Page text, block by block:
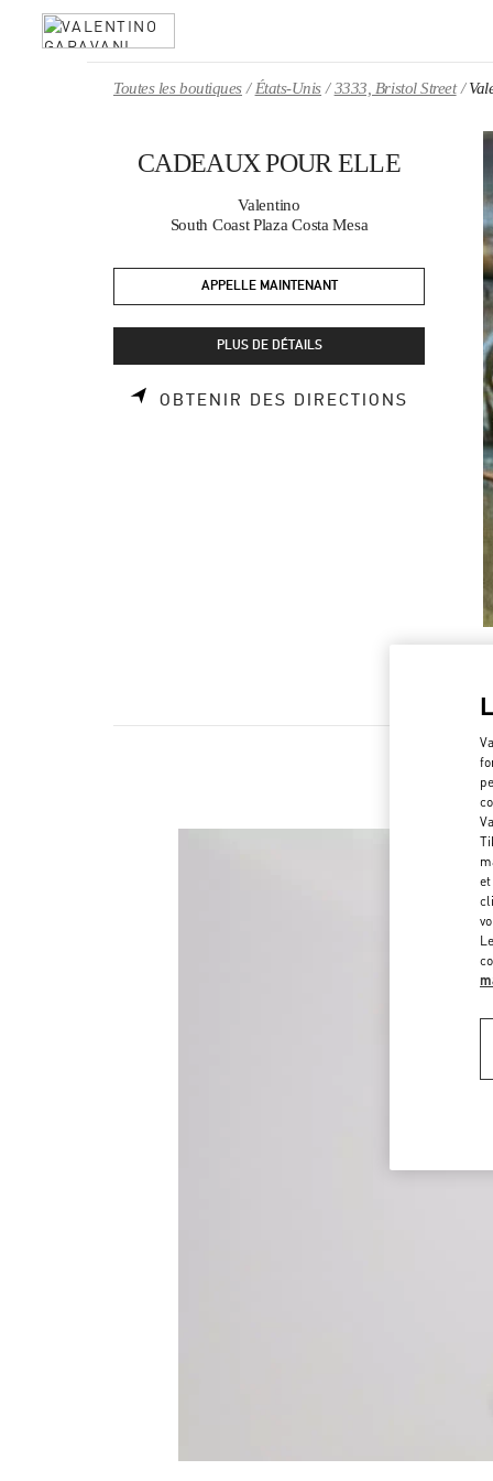
Toutes les boutiques États-Unis 3333, Bristol Street
CADEAUX POUR ELLE
Valentino
South Coast Plaza Costa Mesa
APPELLE MAINTENANT
PLUS DE DÉTAILS
OBTENIR DES DIRECTIONS LINK